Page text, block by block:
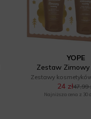
YOPE
Zestaw
Zestawy
24 zł47,99
Najniższa cena z 30